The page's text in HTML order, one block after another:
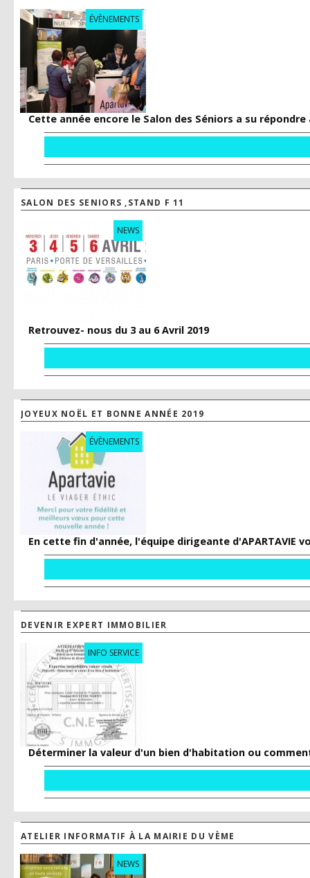
ÉVÈNEMENTS
Cette année encore le Salon des Séniors a su
SALON DES SENIORS ,STAND F 11
NEWS
Retrouvez- nous du 3 au 6 Avril 2019
JOYEUX NOËL ET BONNE ANNÉE 2019
ÉVÈNEMENTS
En cette fin d'année, l'équipe dirigeante
DEVENIR EXPERT IMMOBILIER
INFO SERVICE
Déterminer la valeur d'un bien d'habitation ou
ATELIER INFORMATIF À LA MAIRIE DU VÈME
NEWS